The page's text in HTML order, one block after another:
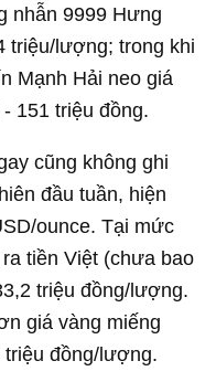
nhẫn 9999 Hưng
triệu/lượng; trong khi
Mạnh Hải neo giá
151 triệu đồng.
cũng không ghi
đầu tuần, hiện
/ounce. Tại mức
tiền Việt (chưa bao
triệu đồng/lượng.
giá vàng miếng
triệu đồng/lượng.